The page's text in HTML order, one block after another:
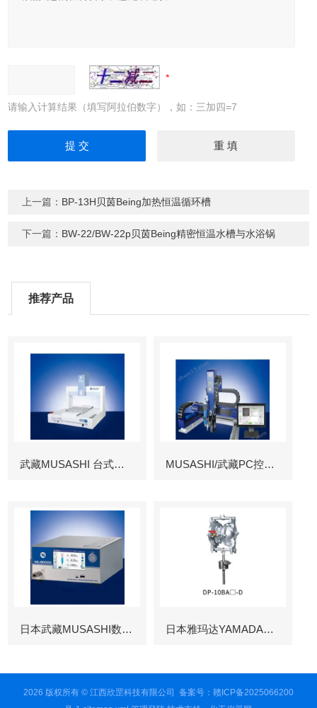
请输入计算结果（填写阿拉伯数字），如：三加四=7
上一篇： BP-13H贝茵Being加热恒温循环槽
下一篇： BW-22/BW-22p贝茵Being精密恒温水槽与水浴锅
推荐产品
武藏MUSASHI 台式涂布机械臂 MUSASHI/武藏PC控制图像识别机械臂
日本武藏MUSASHI数字控制点胶机 日本雅玛达YAMADA往复泵
2026 版权所有 © 江西欣罡科技有限公司 备案号：赣ICP备2025066200